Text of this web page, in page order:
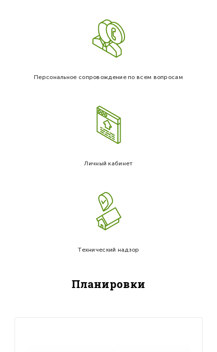
Персональное сопровождение по всем вопросам
Личный кабинет
Технический надзор
Планировки